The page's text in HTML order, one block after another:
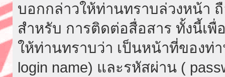
บอกกล่าวให้ท่านทราบล่วงหน้า
สำหรับ การติดต่อสื่อสาร ทั้งนี้เพื่
ให้ท่านทราบว่า เป็นหน้าที่ของท่
login name) และรหัสผ่าน (